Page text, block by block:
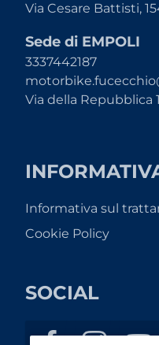
Via Cesare Battisti,
Sede di EMPOLI
3337442187
Via della Repubblica
Informativa sul
Cookie Policy
SOCIAL